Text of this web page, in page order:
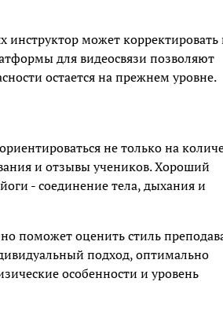
инструктор может
для видеосвязи позволяют
остается на прежнем уровне.
не только на
и отзывы учеников. Хороший
- соединение тела, дыхания и
поможет оценить стиль
подход, оптимально
особенности и уровень